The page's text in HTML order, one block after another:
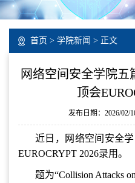
首页 > 学院新闻 > 正文
网络空间安全学院五
顶会
发布日期：2026/02/
近日，网络空间安全
EUROCRYPT 2026录用。
题为“Collision Attacks